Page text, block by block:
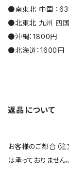
●南東北 中国 ：
●北東北 九州 四
●沖縄：1800円
●北海道：1600円
返品について
お客様のご都合（
は承っておりません。